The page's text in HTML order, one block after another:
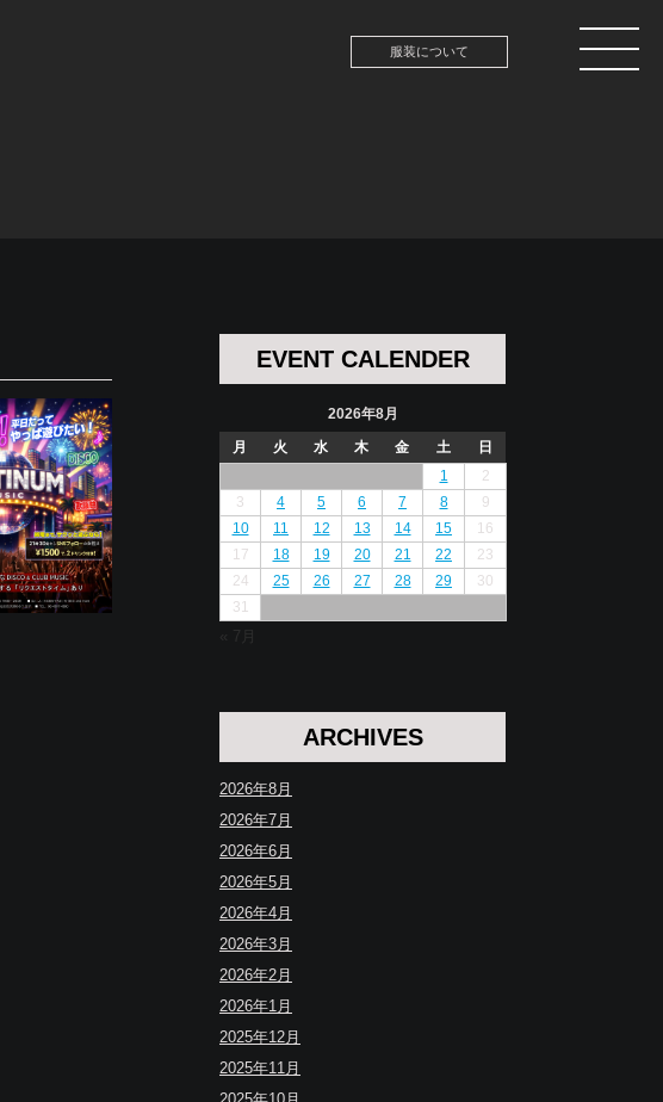
服装について
EVENT CALENDER
2026年8月
月
火 水 木 金 土
日
1
2
3
4 5 6 7 8
9
10
11 12 13 14 15
16
17
18 19 20 21 22
23
24
25 26 27 28 29
30
31
« 7月
ARCHIVES
2026年8月
2026年7月
2026年6月
2026年5月
2026年4月
2026年3月
2026年2月
2026年1月
2025年12月
2025年11月